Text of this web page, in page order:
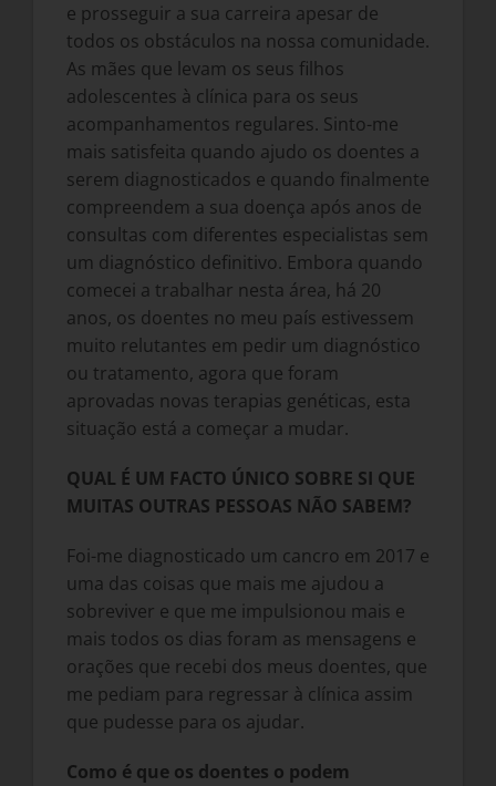
e prosseguir a sua carreira apesar de
todos os obstáculos na nossa comunidade.
As mães que levam os seus filhos
adolescentes à clínica para os seus
acompanhamentos regulares. Sinto-me
mais satisfeita quando ajudo os doentes a
serem diagnosticados e quando finalmente
compreendem a sua doença após anos de
consultas com diferentes especialistas sem
um diagnóstico definitivo. Embora quando
comecei a trabalhar nesta área, há 20
anos, os doentes no meu país estivessem
muito relutantes em pedir um diagnóstico
ou tratamento, agora que foram
aprovadas novas terapias genéticas, esta
situação está a começar a mudar.
QUAL É UM FACTO ÚNICO SOBRE SI QUE
MUITAS OUTRAS PESSOAS NÃO SABEM?
Foi-me diagnosticado um cancro em 2017 e
uma das coisas que mais me ajudou a
sobreviver e que me impulsionou mais e
mais todos os dias foram as mensagens e
orações que recebi dos meus doentes, que
me pediam para regressar à clínica assim
que pudesse para os ajudar.
Como é que os doentes o podem